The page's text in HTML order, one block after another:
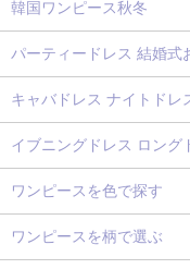
韓国ワンピース秋冬
パーティードレス 結婚
キャバドレス ナイトドレ
イブニングドレス ロング
ワンピースを色で探す
ワンピースを柄で選ぶ